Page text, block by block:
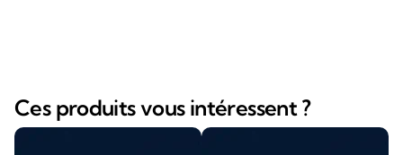
Ces produits vous intéressent ?